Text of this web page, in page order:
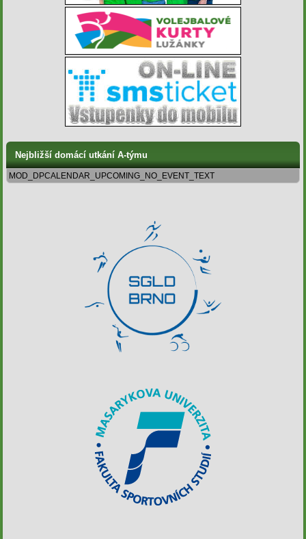
Nejbližší domácí utkání A-týmu
MOD_DPCALENDAR_UPCOMING_NO_EVENT_TEXT